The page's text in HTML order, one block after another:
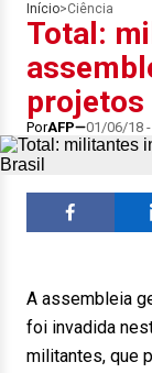
Início>Ciência
Total:
projetos
PorAFP 01/06/18
A assembleia
foi invadida
militantes, que